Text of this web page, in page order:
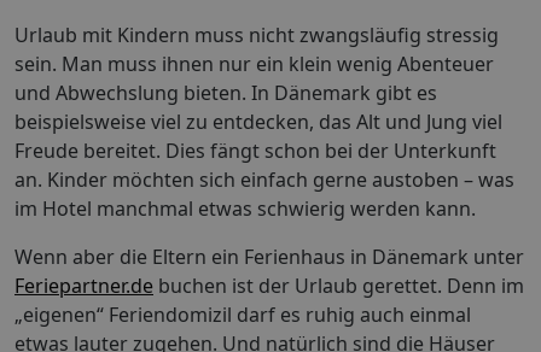
Urlaub mit Kindern muss nicht zwangsläufig stressig
sein. Man muss ihnen nur ein klein wenig Abenteuer
und Abwechslung bieten. In Dänemark gibt es
beispielsweise viel zu entdecken, das Alt und Jung viel
Freude bereitet. Dies fängt schon bei der Unterkunft
an. Kinder möchten sich einfach gerne austoben – was
im Hotel manchmal etwas schwierig werden kann.
Wenn aber die Eltern ein Ferienhaus in Dänemark unter
Feriepartner.de buchen ist der Urlaub gerettet. Denn im
„eigenen“ Feriendomizil darf es ruhig auch einmal
etwas lauter zugehen. Und natürlich sind die Häuser